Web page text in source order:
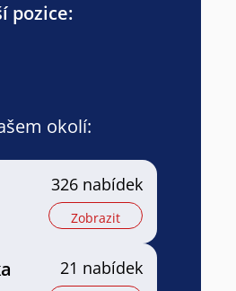
pozice:
okolí:
326 nabídek
Zobrazit
21 nabídek